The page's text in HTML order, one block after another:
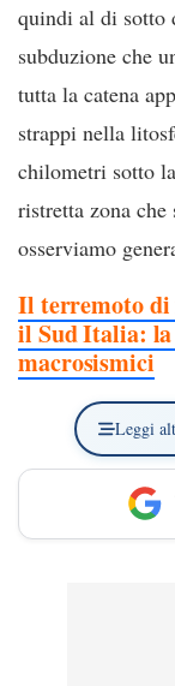
quindi al di sotto
subduzione che
tutta la catena
strappi nella
chilometri sotto
ristretta zona
osserviamo
Il terremoto di
il Sud Italia: la
macrosismici
Leggi